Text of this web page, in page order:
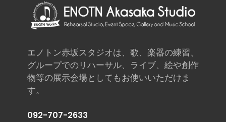
エノトン赤坂スタジオは、歌、楽器の練習、
グループでのリハーサル、ライブ、絵や創作
物等の展示会場としてもお使いいただけま
す。
092-707-2633